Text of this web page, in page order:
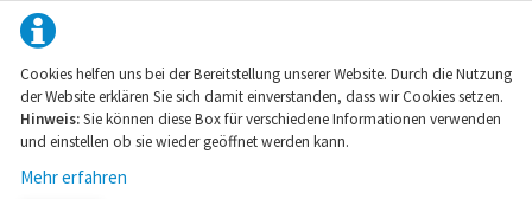
Cookies helfen uns bei der Bereitstellung unserer Website. Durch die Nutzung
der Website erklären Sie sich damit einverstanden, dass wir Cookies setzen.
Hinweis:Sie können diese Box für verschiedene Informationen verwenden
und einstellen ob sie wieder geöffnet werden kann.
Mehr erfahren